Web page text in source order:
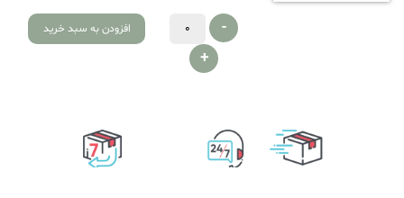
-
+
افزودن به سبد خرید